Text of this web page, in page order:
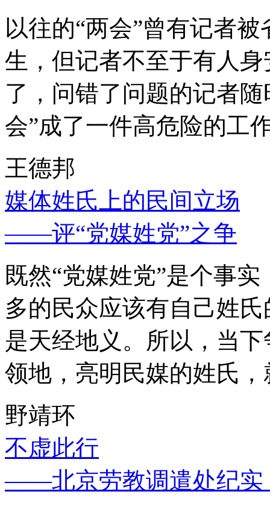
以往的“两会”曾有记者
生，但记者不至于有人
了，问错了问题的记者
会”成了一件高危险的工
王德邦
媒体姓氏上的民间立场
——评“党媒姓党”之争
既然“党媒姓党”是个事
多的民众应该有自己姓
是天经地义。所以，当
领地，亮明民媒的姓氏
野靖环
不虚此行
——北京劳教调遣处纪实